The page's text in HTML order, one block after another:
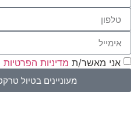
אני מאשר/ת מדיניות הפרטיות
מעוניינים בטיול